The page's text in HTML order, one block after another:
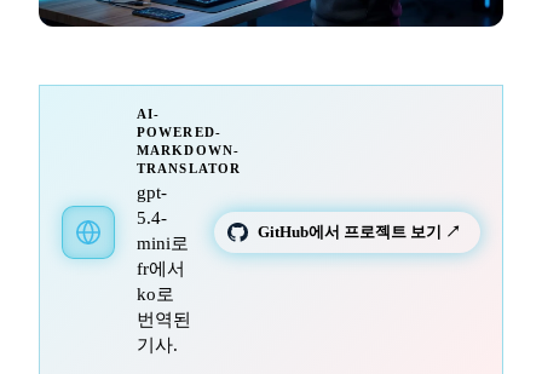
AI-
POWERED-
MARKDOWN-
TRANSLATOR
gpt-
5.4-
mini로
fr에서
ko로
번역된
기사.
GitHub에서 프로젝트 보기 ↗